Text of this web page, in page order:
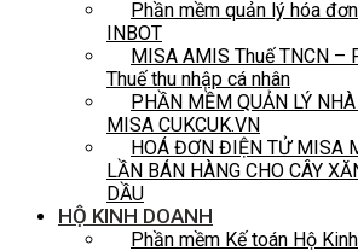
Phần mềm quản lý hóa
INBOT
MISA AMIS Thuế TNCN –
Thuế thu nhập cá nhân
PHẦN MỀM QUẢN LÝ
MISA CUKCUK.VN
HOÁ ĐƠN ĐIỆN TỬ MISA
LẦN BÁN HÀNG CHO CÂY
DẦU
HỘ KINH DOANH
Phần mềm Kế toán Hộ